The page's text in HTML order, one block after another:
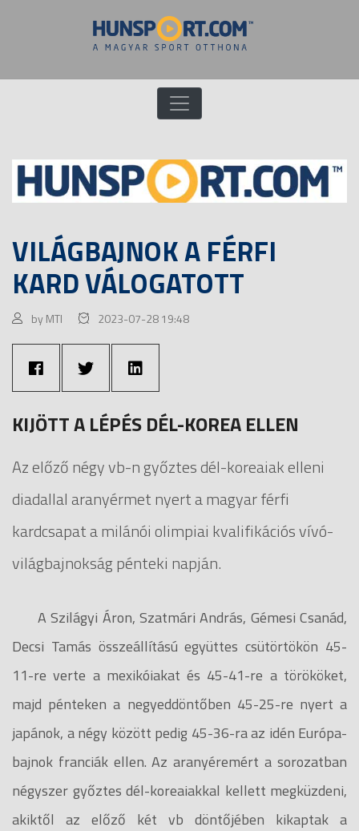
VILÁGBAJNOK A FÉRFI
KARD VÁLOGATOTT
by MTI 2023-07-28 19:48
KIJÖTT A LÉPÉS DÉL-KOREA ELLEN
Az előző négy vb-n győztes dél-koreaiak elleni
diadallal aranyérmet nyert a magyar férfi
kardcsapat a milánói olimpiai kvalifikációs vívó-
világbajnokság pénteki napján.
A Szilágyi Áron, Szatmári András, Gémesi Csanád,
Decsi Tamás összeállítású együttes csütörtökön 45-
11-re verte a mexikóiakat és 45-41-re a törököket,
majd pénteken a negyeddöntőben 45-25-re nyert a
japánok, a négy között pedig 45-36-ra az idén Európa-
bajnok franciák ellen. Az aranyéremért a sorozatban
négyszer győztes dél-koreaiakkal kellett megküzdeni,
akiktől az előző két vb döntőjében kikaptak a